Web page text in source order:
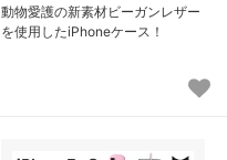
動物愛護の新素材ビーガンレザー
を使用したiPhoneケース！